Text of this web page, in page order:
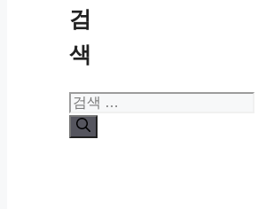
검
색
검
색: